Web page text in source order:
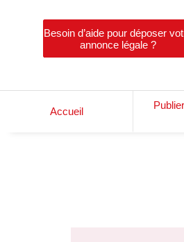
Besoin d’aide pour déposer
annonce légale ?
Accueil